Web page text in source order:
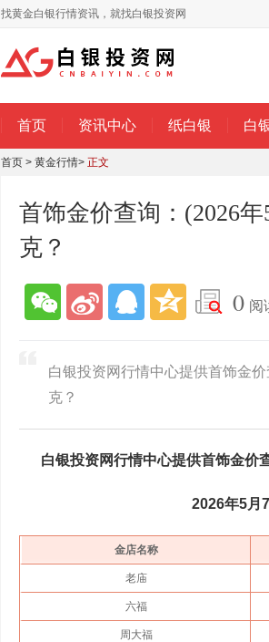
找黄金白银行情资讯，就找白银投资网
首页 资讯中心 纸白银 白
首页 > 黄金行情> 正文
首饰金价查询：(2026
克？
0 阅
白银投资网行情中心提供首饰金
克？
白银投资网行情中心提供首饰金价
2026年5月
金店名称
老庙
六福
周大福